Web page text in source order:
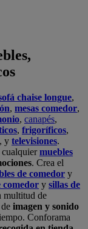
chaise longue,
, mesas comedor,
, canapés,
, frigoríficos,
, y televisiones.
cualquiermuebles
. Crea el
de comedor y
comedor y sillas de
multitud de
imagen y sonido
Conforama